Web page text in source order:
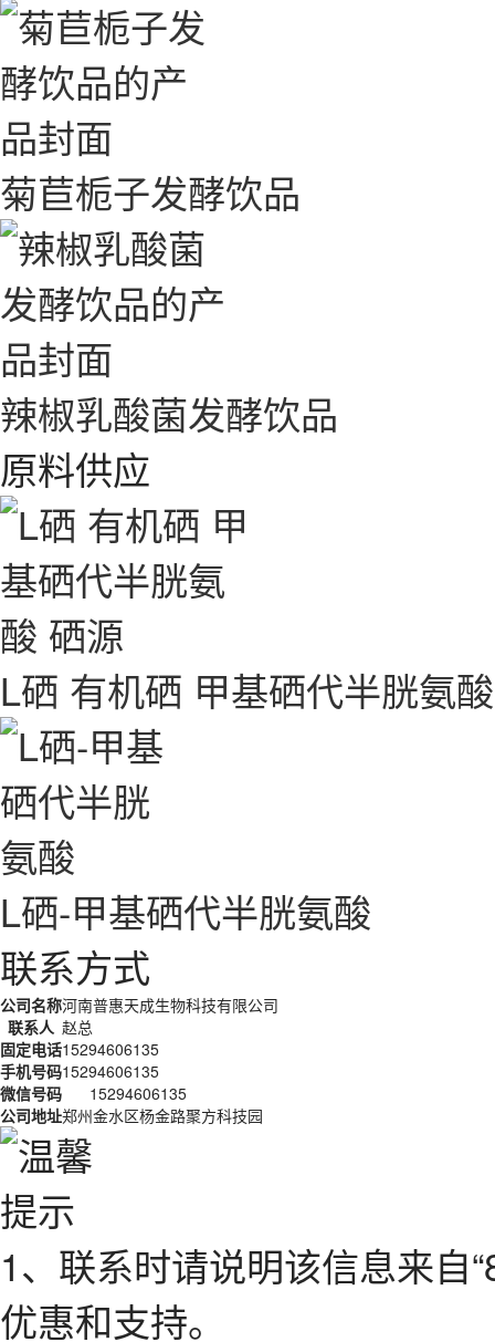
菊苣栀子发酵饮品
辣椒乳酸菌发酵饮品
原料供应
L硒 有机硒 甲基硒代半胱氨
L硒-甲基硒代半胱氨酸
联系方式
公司名称河南普惠天成生物科技有限公司
联系人 赵总
固定电话15294606135
手机号码15294606135
微信号码
15294606135
公司地址郑州金水区杨金路聚方科技园
1、联系时请说明该信息来自
优惠和支持。